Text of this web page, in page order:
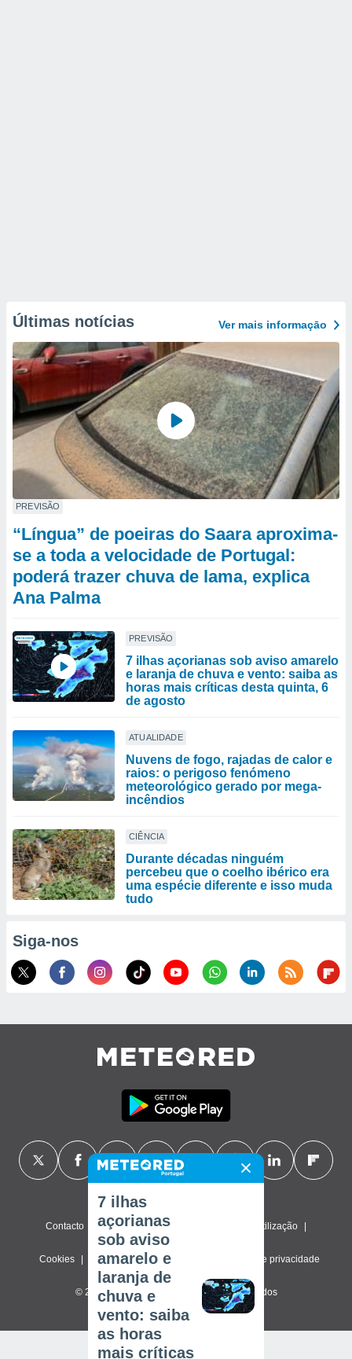
Últimas notícias Ver mais informaçāo
PREVISÃO
“Língua” de poeiras do Saara aproxima-
se a toda a velocidade de Portugal:
poderá trazer chuva de lama, explica
Ana Palma
PREVISÃO
7 ilhas açorianas sob aviso amarelo
e laranja de chuva e vento: saiba as
horas mais críticas desta quinta, 6
de agosto
ATUALIDADE
Nuvens de fogo, rajadas de calor e
raios: o perigoso fenómeno
meteorológico gerado por mega-
incêndios
CIÊNCIA
Durante décadas ninguém
percebeu que o coelho ibérico era
uma espécie diferente e isso muda
tudo
Siga-nos
Contacto Sobre nós Termos de utilização
Cookies Política de privacidade Definições de privacidade
© 2026 Meteored. Todos os direitos reservados
7 ilhas
açorianas
sob aviso
amarelo e
laranja de
chuva e
vento: saiba
as horas
mais críticas